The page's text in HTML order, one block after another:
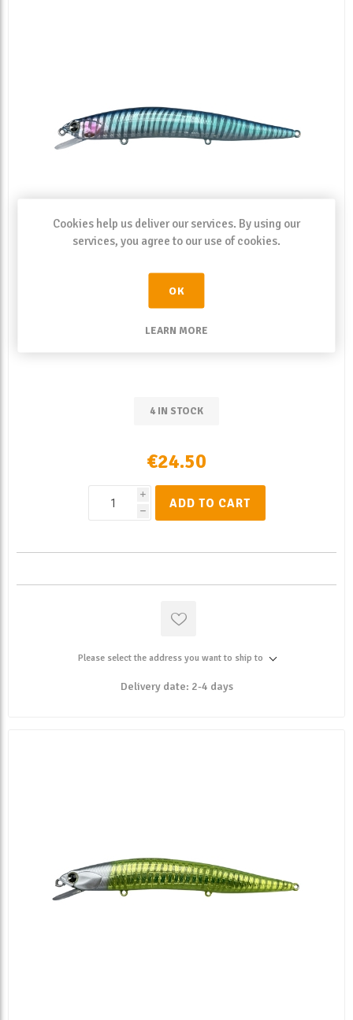
Ima Nabarone 125F Z3132 Blue Breaker
Zeb Glow
SKU:NBF-Z3132
4 IN STOCK
€24.50
i
h
ADD TO CART
Please select the address you want to ship to
Delivery date: 2-4 days
Cookies help us deliver our services. By using our
services, you agree to our use of cookies.
OK
LEARN MORE